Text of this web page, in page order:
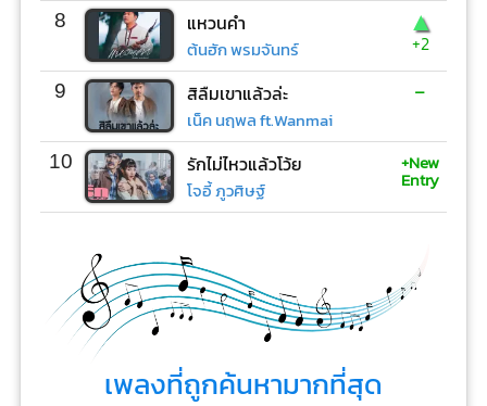
8 แหวนคำ
ต้นฮัก พรมจันทร์
▲
+2
9 สิลืมเขาแล้วล่ะ
เน็ค นฤพล ft.Wanmai
-
10 รักไม่ไหวแล้วโว้ย
โจอี้ ภูวศิษฐ์
+New
Entry
เพลงที่ถูกค้นหามากที่สุด